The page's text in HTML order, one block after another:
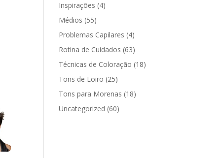
Inspirações (4)
Médios (55)
Problemas Capilares (4)
Rotina de Cuidados (63)
Técnicas de Coloração (18)
Tons de Loiro (25)
Tons para Morenas (18)
Uncategorized (60)